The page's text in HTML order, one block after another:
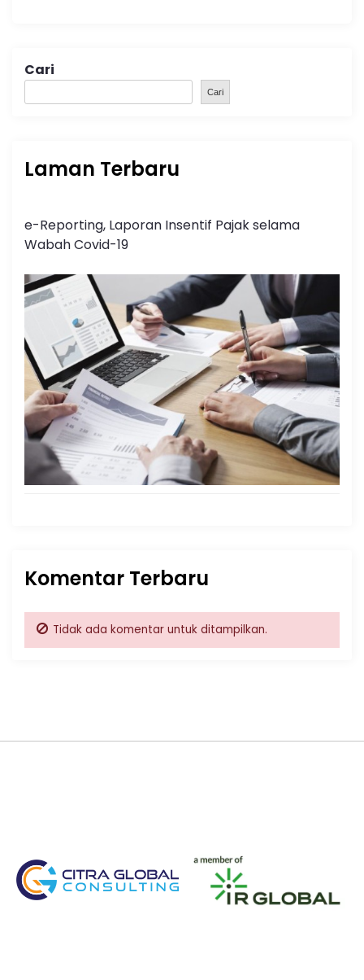
Cari
Cari
Laman Terbaru
e-Reporting, Laporan Insentif Pajak selama
Wabah Covid-19
Komentar Terbaru
Tidak ada komentar untuk ditampilkan.